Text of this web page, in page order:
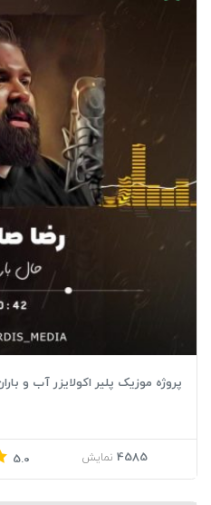
پروژه موزیک پلیر اکولایزر آب و
4585 نمایش 5.0